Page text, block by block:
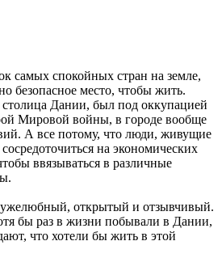
самых спокойных стран на земле,
безопасное место, чтобы жить.
столица Дании, был под оккупацией
Мировой войны, в городе вообще
А все потому, что люди, живущие
на экономических
ввязываться в различные
открытый и отзывчивый.
бы раз в жизни побывали в Дании,
что хотели бы жить в этой